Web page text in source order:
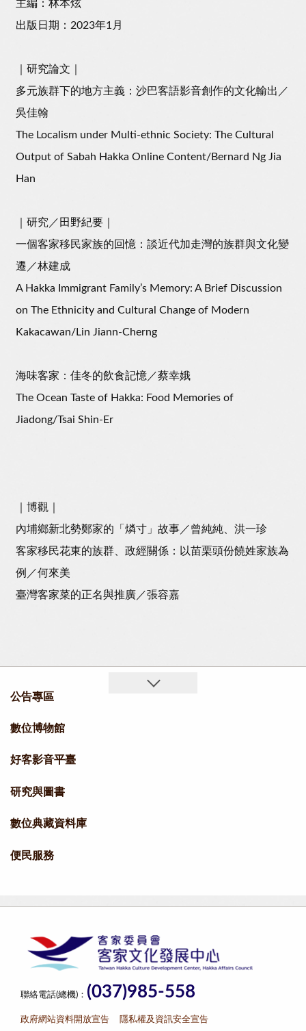
主編：林本炫
出版日期：2023年1月
｜研究論文｜
多元族群下的地方主義：沙巴客語影音創作的文化輸出／
吳佳翰
The Localism under Multi-ethnic Society: The Cultural
Output of Sabah Hakka Online Content/Bernard Ng Jia
Han
｜研究／田野紀要｜
一個客家移民家族的回憶：談近代加走灣的族群與文化變
遷／林建成
A Hakka Immigrant Family’s Memory: A Brief Discussion
on The Ethnicity and Cultural Change of Modern
Kakacawan/Lin Jiann-Cherng
海味客家：佳冬的飲食記憶／蔡幸娥
The Ocean Taste of Hakka: Food Memories of
Jiadong/Tsai Shin-Er
｜博觀｜
內埔鄉新北勢鄭家的「燐寸」故事／曾純純、洪一珍
客家移民花東的族群、政經關係：以苗栗頭份饒姓家族為
例／何來美
臺灣客家菜的正名與推廣／張容嘉
公告專區
數位博物館
好客影音平臺
研究與圖書
數位典藏資料庫
便民服務
聯絡電話(總機)： (037)985-558
政府網站資料開放宣告 隱私權及資訊安全宣告